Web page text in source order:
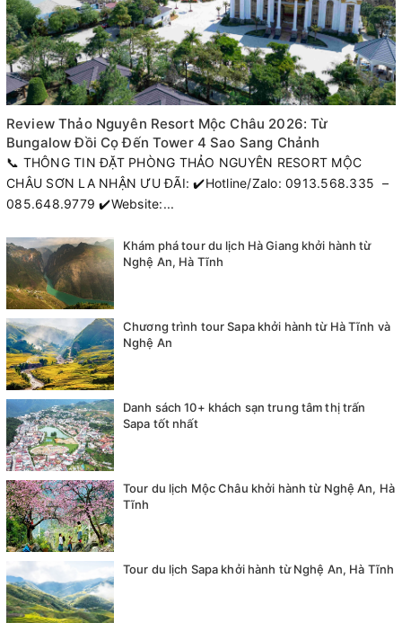
Review Thảo Nguyên Resort Mộc Châu 2026: Từ
Bungalow Đồi Cọ Đến Tower 4 Sao Sang Chảnh
📞 THÔNG TIN ĐẶT PHÒNG THẢO NGUYÊN RESORT MỘC
CHÂU SƠN LA NHẬN ƯU ĐÃI: ✔️Hotline/Zalo: 0913.568.335 –
085.648.9779 ✔️Website:...
Khám phá tour du lịch Hà Giang khởi hành từ
Nghệ An, Hà Tĩnh
Chương trình tour Sapa khởi hành từ Hà Tĩnh và
Nghệ An
Danh sách 10+ khách sạn trung tâm thị trấn
Sapa tốt nhất
Tour du lịch Mộc Châu khởi hành từ Nghệ An, Hà
Tĩnh
Tour du lịch Sapa khởi hành từ Nghệ An, Hà Tĩnh